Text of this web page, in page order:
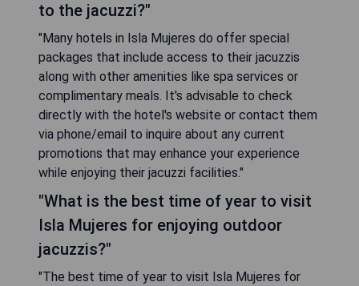
to the jacuzzi?"
"Many hotels in Isla Mujeres do offer special
packages that include access to their jacuzzis
along with other amenities like spa services or
complimentary meals. It's advisable to check
directly with the hotel's website or contact them
via phone/email to inquire about any current
promotions that may enhance your experience
while enjoying their jacuzzi facilities."
"What is the best time of year to visit
Isla Mujeres for enjoying outdoor
jacuzzis?"
"The best time of year to visit Isla Mujeres for